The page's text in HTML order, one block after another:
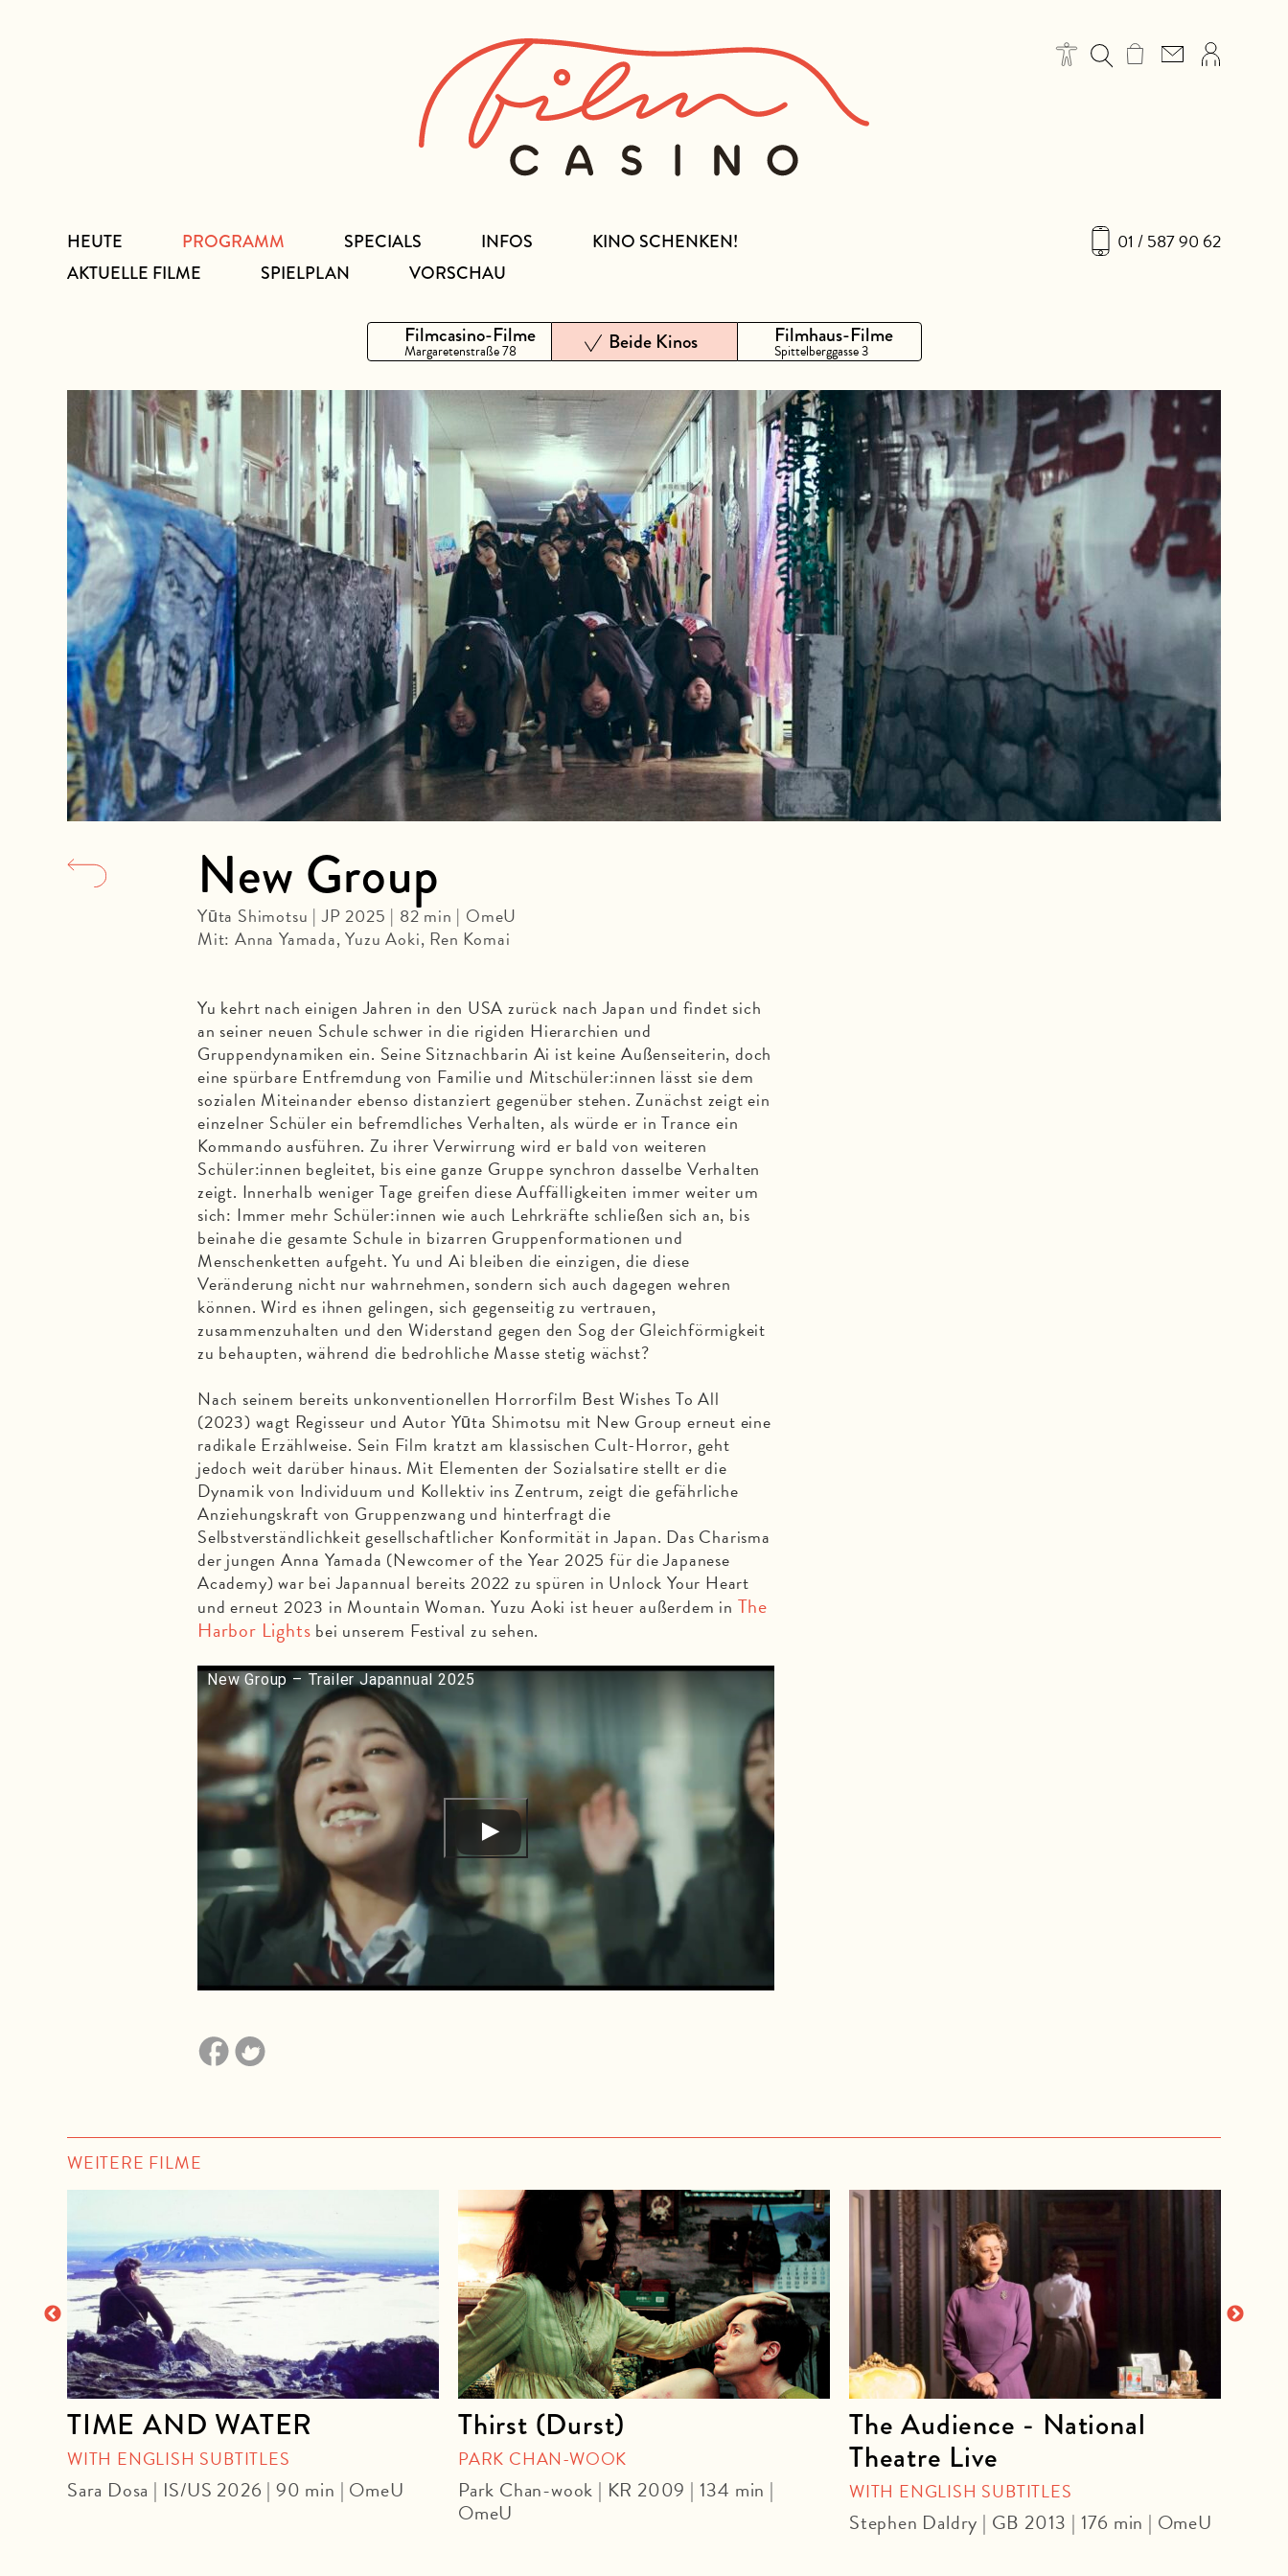
01 / 587 90 62
HEUTE
PROGRAMM
AKTUELLE FILME
SPIELPLAN VORSCHAU
SPECIALS INFOS KINO SCHENKEN!
Filmcasino-Filme
Margaretenstraße 78 Beide Kinos Filmhaus-Filme
Spittelberggasse 3
New Group
Yūta Shimotsu | JP 2025 | 82 min | OmeU
Mit: Anna Yamada, Yuzu Aoki, Ren Komai
Yu kehrt nach einigen Jahren in den USA zurück nach Japan und findet sich
an seiner neuen Schule schwer in die rigiden Hierarchien und
Gruppendynamiken ein. Seine Sitznachbarin Ai ist keine Außenseiterin, doch
eine spürbare Entfremdung von Familie und Mitschüler:innen lässt sie dem
sozialen Miteinander ebenso distanziert gegenüber stehen. Zunächst zeigt ein
einzelner Schüler ein befremdliches Verhalten, als würde er in Trance ein
Kommando ausführen. Zu ihrer Verwirrung wird er bald von weiteren
Schüler:innen begleitet, bis eine ganze Gruppe synchron dasselbe Verhalten
zeigt. Innerhalb weniger Tage greifen diese Auffälligkeiten immer weiter um
sich: Immer mehr Schüler:innen wie auch Lehrkräfte schließen sich an, bis
beinahe die gesamte Schule in bizarren Gruppenformationen und
Menschenketten aufgeht. Yu und Ai bleiben die einzigen, die diese
Veränderung nicht nur wahrnehmen, sondern sich auch dagegen wehren
können. Wird es ihnen gelingen, sich gegenseitig zu vertrauen,
zusammenzuhalten und den Widerstand gegen den Sog der Gleichförmigkeit
zu behaupten, während die bedrohliche Masse stetig wächst?
Nach seinem bereits unkonventionellen Horrorfilm Best Wishes To All
(2023) wagt Regisseur und Autor Yūta Shimotsu mit New Group erneut eine
radikale Erzählweise. Sein Film kratzt am klassischen Cult-Horror, geht
jedoch weit darüber hinaus. Mit Elementen der Sozialsatire stellt er die
Dynamik von Individuum und Kollektiv ins Zentrum, zeigt die gefährliche
Anziehungskraft von Gruppenzwang und hinterfragt die
Selbstverständlichkeit gesellschaftlicher Konformität in Japan. Das Charisma
der jungen Anna Yamada (Newcomer of the Year 2025 für die Japanese
Academy) war bei Japannual bereits 2022 zu spüren in Unlock Your Heart
und erneut 2023 in Mountain Woman. Yuzu Aoki ist heuer außerdem in The
Harbor Lights bei unserem Festival zu sehen.
New Group – Trailer Japannual 2025
WEITERE FILME
TIME AND WATER
WITH ENGLISH SUBTITLES
Sara Dosa | IS/US 2026 | 90 min | OmeU
Thirst (Durst)
PARK CHAN-WOOK
Park Chan-wook | KR 2009 | 134 min |
OmeU
The Audience - National
Theatre Live
WITH ENGLISH SUBTITLES
Stephen Daldry | GB 2013 | 176 min | OmeU